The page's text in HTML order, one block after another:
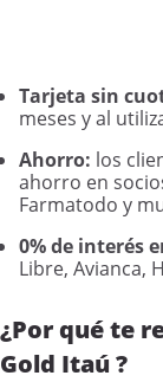
Tarjeta sin
meses y al
Ahorro: los
ahorro en
Farmatodo y
0% de interés
Libre, Avianca,
¿Por qué te
Gold Itaú ?